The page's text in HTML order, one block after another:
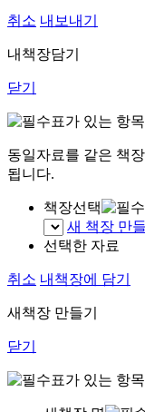
취소 내보내기
내책장담기
닫기
표가 있는 항
동일자료를 같은 책
됩니다.
책장선택
새 책장 만
선택한 자료
취소 내책장에 담기
새책장 만들기
닫기
표가 있는 항